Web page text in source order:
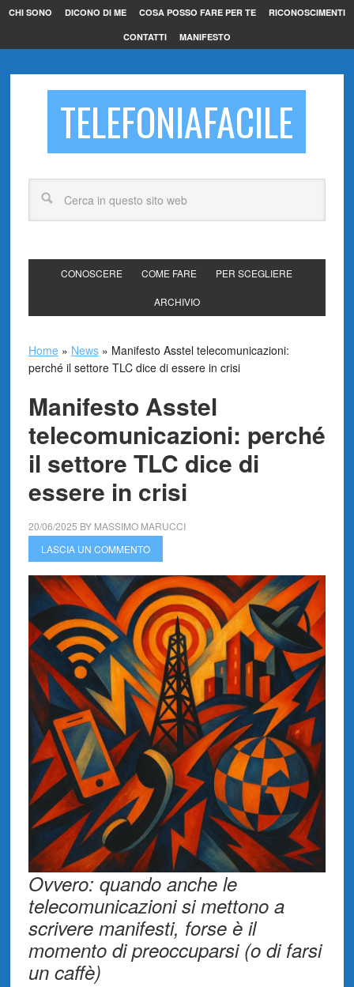
CHI SONO DICONO DI ME COSA POSSO FARE PER TE RICONOSCIMENTI
CONTATTI MANIFESTO
TELEFONIAFACILE
CONOSCERE COME FARE PER SCEGLIERE
ARCHIVIO
Home » News» Manifesto Asstel telecomunicazioni:
perché il settore TLC dice di essere in crisi
Manifesto Asstel
telecomunicazioni: perché
il settore TLC dice di
essere in crisi
20/06/2025 BY MASSIMO MARUCCI
LASCIA UN COMMENTO
Ovvero: quando anche le
telecomunicazioni si mettono a
scrivere manifesti, forse è il
momento di preoccuparsi (o di farsi
un caffè)